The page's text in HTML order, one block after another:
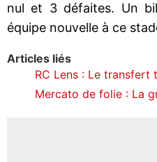
nul et 3 défaites. Un
équipe nouvelle à ce
Articles liés
RC Lens : Le transfert
Mercato de folie : La